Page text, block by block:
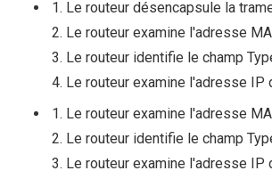
1. Le routeur désencapsule la
2. Le routeur examine l'adresse
3. Le routeur identifie le champ
4. Le routeur examine l'adresse IP
1. Le routeur examine l'adresse
2. Le routeur identifie le champ
3. Le routeur examine l'adresse IP